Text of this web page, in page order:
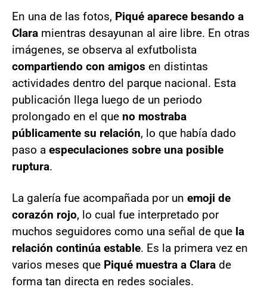
En una de las fotos, Piqué aparece besando a
Clara mientras desayunan al aire libre. En otras
imágenes, se observa al exfutbolista
compartiendo con amigos en distintas
actividades dentro del parque nacional. Esta
publicación llega luego de un periodo
prolongado en el que no mostraba
públicamente su relación, lo que había dado
paso a especulaciones sobre una posible
ruptura.
La galería fue acompañada por un emoji de
corazón rojo, lo cual fue interpretado por
muchos seguidores como una señal de que la
relación continúa estable. Es la primera vez en
varios meses que Piqué muestra a Clara de
forma tan directa en redes sociales.